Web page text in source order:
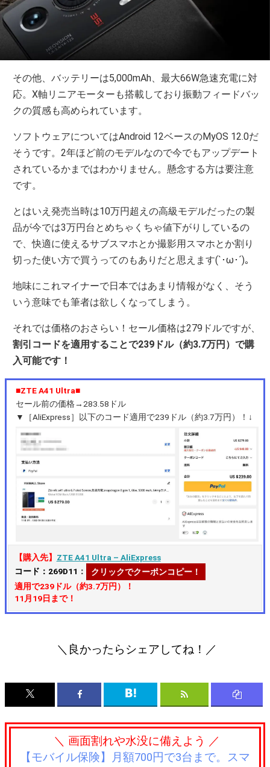
その他、バッテリーは5,000mAh、最大66W急速充電に対
応。X軸リニアモーターも搭載しており振動フィードバッ
クの質感も高められています。
ソフトウェアについてはAndroid 12ベースのMyOS 12.0だ
そうです。2年ほど前のモデルなので今でもアップデート
されているかまではわかりません。懸念する方は要注意
です。
とはいえ発売当時は10万円超えの高級モデルだったの製
品が今では3万円台とめちゃくちゃ値下がりしているの
で、快適に使えるサブスマホとか撮影用スマホとか割り
切った使い方で買うってのもありだと思えます(`･ω･´)。
地味にこれマイナーで日本ではあまり情報がなく、そう
いう意味でも筆者は欲しくなってしまう。
それでは価格のおさらい！セール価格は279ドルですが、
割引コードを適用することで239ドル（約3.7万円）で購
入可能です！
■ZTE A41 Ultra■
セール前の価格→283.58ドル
▼［AliExpress］以下のコード適用で239ドル（約3.7万円）！↓
【購入先】 ZTE A41 Ultra – AliExpress
コード：269D11 ：
クリックでクーポンコピー！
適用で239ドル（約3.7万円）！
11月19日まで！
＼良かったらシェアしてね！／
＼ 画面割れや水没に備えよう ／
【モバイル保険】月額700円で3台まで。スマ